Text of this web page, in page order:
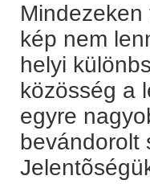
kép nem
helyi
közösség a
egyre
bevándorolt